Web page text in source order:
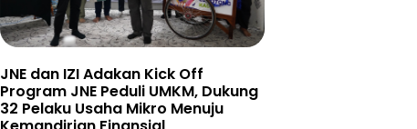
JNE dan IZI Adakan Kick Off
Program JNE Peduli UMKM, Dukung
32 Pelaku Usaha Mikro Menuju